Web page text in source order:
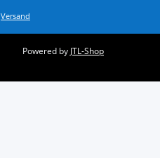
Versand
Powered by JTL-Shop